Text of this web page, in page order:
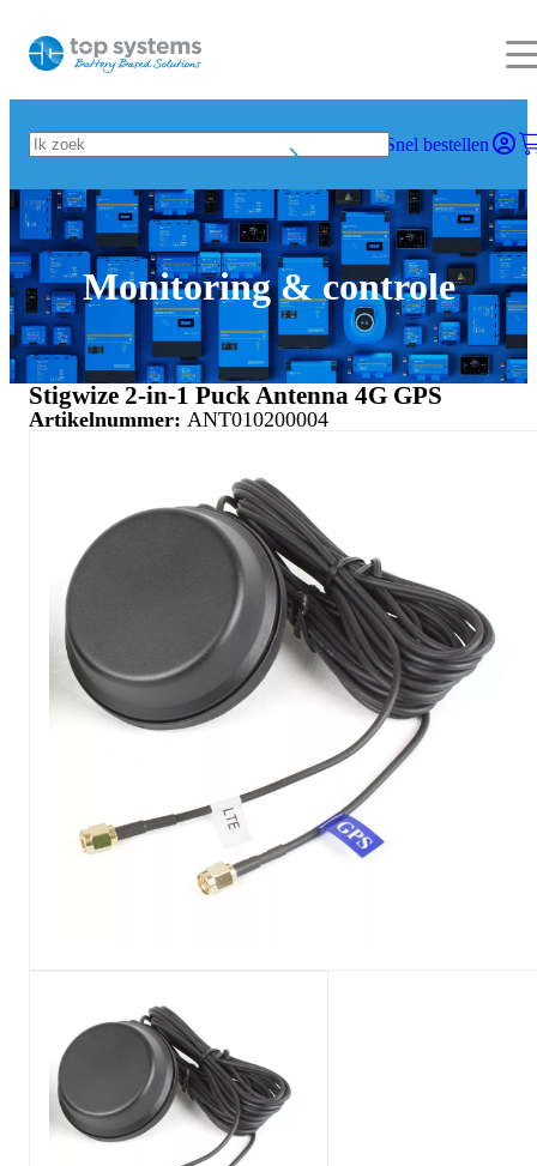
Snel bestellen
Monitoring & controle
Stigwize 2-in-1 Puck Antenna 4G GPS
Artikelnummer: ANT010200004